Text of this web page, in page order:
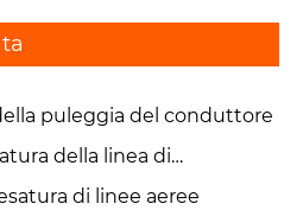
puleggia del conduttore
della linea di
di linee aeree